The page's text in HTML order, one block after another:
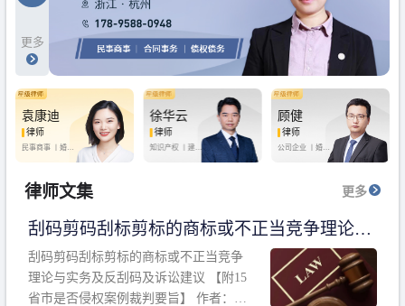
更多
袁康迪
律师
民事商事 丨 婚姻
徐华云
律师
知识产权 丨 建设
顾健
律师
公司企业 丨婚姻
房产纠纷
律师文集 更多
刮码剪码刮标剪标的商标或不正当竞争理论与
实务及反刮码及诉讼建议 【附15省市是否侵权
案例裁判要旨】
刮码剪码刮标剪标的商标或不正当竞争
理论与实务及反刮码及诉讼建议 【附15
省市是否侵权案例裁判要旨】 作者：浙